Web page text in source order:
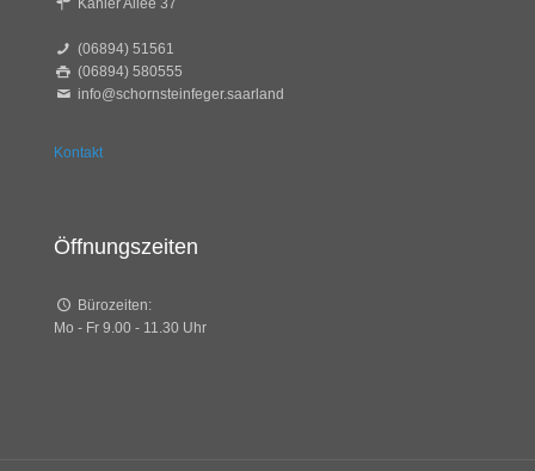
Kahler Allee 37
(06894) 51561
(06894) 580555
info@schornsteinfeger.saarland
Kontakt
Öffnungszeiten
Bürozeiten:
Mo - Fr 9.00 - 11.30 Uhr